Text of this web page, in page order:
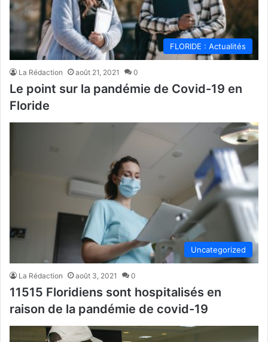
FLORIDE : Actualités
La Rédaction août 21, 2021 0
Le point sur la pandémie de Covid-19 en
Floride
Uncategorized
La Rédaction août 3, 2021 0
11515 Floridiens sont hospitalisés en
raison de la pandémie de covid-19